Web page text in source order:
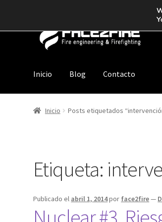
Inicio Blog Contacto
Inicio Posts etiquetados
Etiqueta:
Publicado el abril 1, 2014por face2fire—